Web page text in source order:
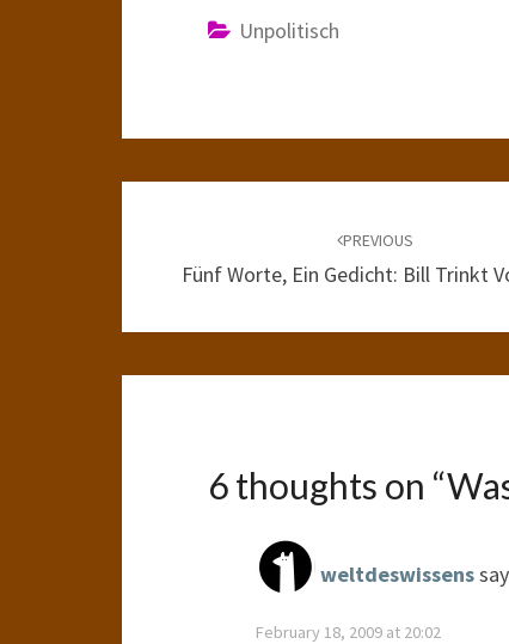
Unpolitisch
PREVIOUS
Fünf Worte, Ein Gedicht: Bill Trinkt
6 thoughts on “
weltdeswissens
February 18, 2009 at 20:02